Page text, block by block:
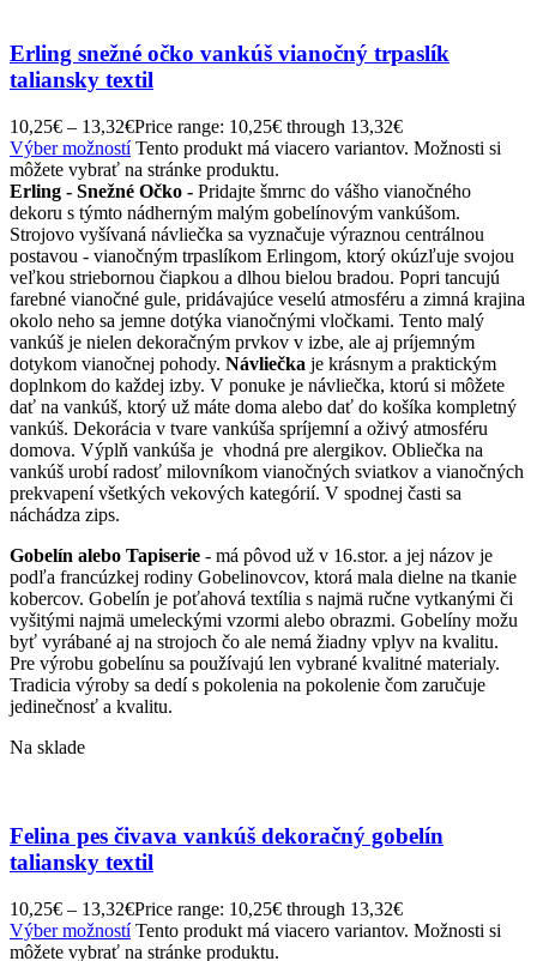
Erling snežné očko vankúš vianočný trpaslík
taliansky textil
10,25€ – 13,32€Price range: 10,25€ through 13,32€
Výber možnostíTento produkt má viacero variantov. Možnosti si
môžete vybrať na stránke produktu.
Erling - Snežné Očko - Pridajte šmrnc do vášho vianočného
dekoru s týmto nádherným malým gobelínovým vankúšom.
Strojovo vyšívaná návliečka sa vyznačuje výraznou centrálnou
postavou - vianočným trpaslíkom Erlingom, ktorý okúzľuje svojou
veľkou striebornou čiapkou a dlhou bielou bradou. Popri tancujú
farebné vianočné gule, pridávajúce veselú atmosféru a zimná krajina
okolo neho sa jemne dotýka vianočnými vločkami. Tento malý
vankúš je nielen dekoračným prvkov v izbe, ale aj príjemným
dotykom vianočnej pohody. Návliečka je krásnym a praktickým
doplnkom do každej izby. V ponuke je návliečka, ktorú si môžete
dať na vankúš, ktorý už máte doma alebo dať do košíka kompletný
vankúš. Dekorácia v tvare vankúša spríjemní a oživý atmosféru
domova. Výplň vankúša je vhodná pre alergikov. Obliečka na
vankúš urobí radosť milovníkom vianočných sviatkov a vianočných
prekvapení všetkých vekových kategórií. V spodnej časti sa
náchádza zips.
Gobelín alebo Tapiserie - má pôvod už v 16.stor. a jej názov je
podľa francúzkej rodiny Gobelinovcov, ktorá mala dielne na tkanie
kobercov. Gobelín je poťahová textília s najmä ručne vytkanými či
vyšitými najmä umeleckými vzormi alebo obrazmi. Gobelíny možu
byť vyrábané aj na strojoch čo ale nemá žiadny vplyv na kvalitu.
Pre výrobu gobelínu sa používajú len vybrané kvalitné materialy.
Tradicia výroby sa dedí s pokolenia na pokolenie čom zaručuje
jedinečnosť a kvalitu.
Na sklade
Felina pes čivava vankúš dekoračný gobelín
taliansky textil
10,25€ – 13,32€Price range: 10,25€ through 13,32€
Výber možnostíTento produkt má viacero variantov. Možnosti si
môžete vybrať na stránke produktu.